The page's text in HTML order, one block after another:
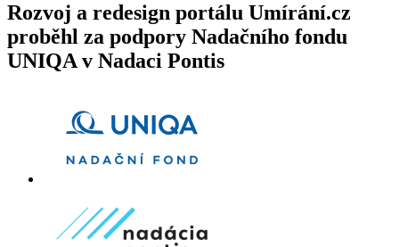
Rozvoj a redesign portálu Umírání.cz
proběhl za podpory Nadačního fondu
UNIQA v Nadaci Pontis